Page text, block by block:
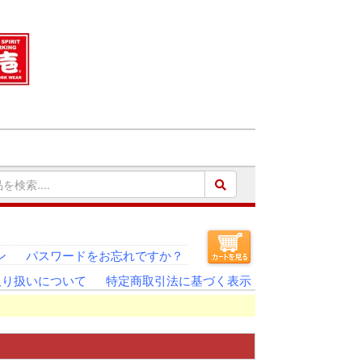
パスワードをお忘れですか？
扱いについて 特定商取引法に基づく表示